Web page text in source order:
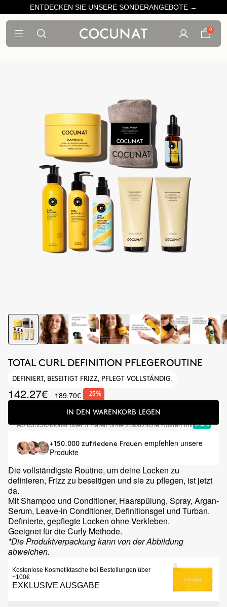
ENTDECKEN SIE UNSERE SONDERANGEBOTE →
0
TOTAL CURL DEFINITION PFLEGEROUTINE
DEFINIERT, BESEITIGT FRIZZ, PFLEGT VOLLSTÄNDIG.
142.27€ 189.70€ -25%
IN DEN WARENKORB LEGEN
Ab63.23€/Monat oder 3 Raten ohne zusätzliche Kosten mit
+150.000 zufriedene Frauen empfehlen unsere
Produkte
Die vollständigste Routine, um deine Locken zu
definieren, Frizz zu beseitigen und sie zu pflegen, ist jetzt
da.
Mit Shampoo und Conditioner, Haarspülung, Spray, Argan-
Serum, Leave-in Conditioner, Definitionsgel und Turban.
Definierte, gepflegte Locken ohne Verkleben.
Geeignet für die Curly Methode.
*Die Produktverpackung kann von der Abbildung
abweichen.
Kostenlose Kosmetiktasche bei Bestellungen über
+100€
EXKLUSIVE AUSGABE